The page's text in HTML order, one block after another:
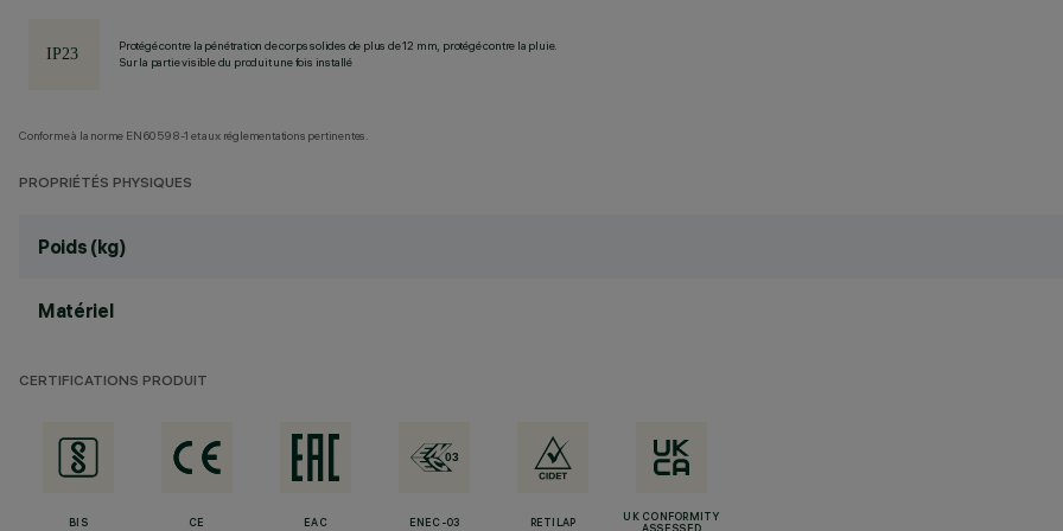
Protégé contre la pénétration de corps solides de plus de 12 mm, protégé contre la pluie.
Sur la partie visible du produit une fois installé
Conforme à la norme EN60598-1 et aux réglementations pertinentes.
PROPRIÉTÉS PHYSIQUES
Poids (kg)
Matériel
CERTIFICATIONS PRODUIT
BIS CE EAC ENEC-03 RETILAP
UK CONFORMITY